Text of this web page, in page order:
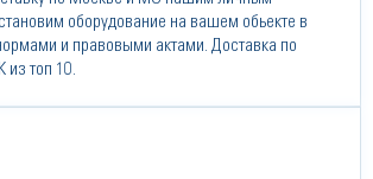
оборудование на вашем обьекте в
и правовыми актами. Доставка по
из топ 10.